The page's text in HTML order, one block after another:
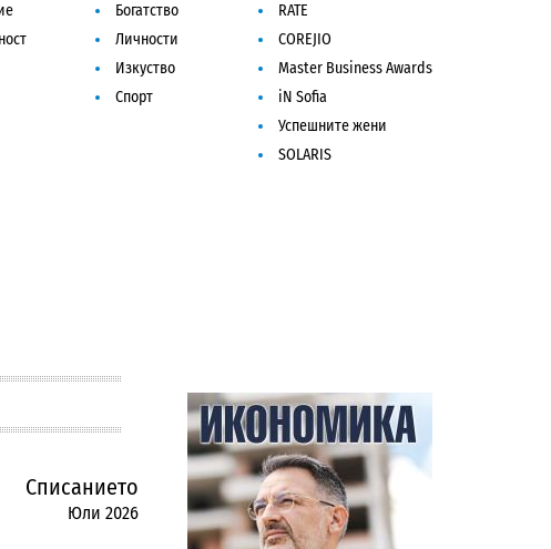
Богатство
Личности
Изкуство
Спорт
RATE
COREJIO
Master Business Awards
iN Sofia
Успешните жени
SOLARIS
Списанието
Юли 2026